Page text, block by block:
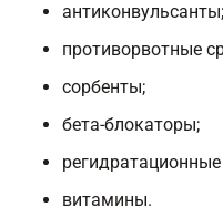
антиконвульсанты;
противорвотные
сорбенты;
бета-блокаторы;
витамины.